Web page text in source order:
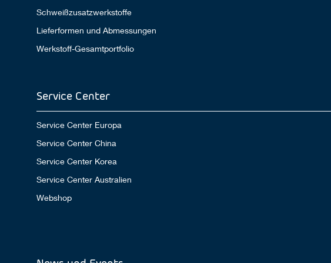
Schweißzusatzwerkstoffe
Lieferformen und Abmessungen
Werkstoff-Gesamtportfolio
Service Center
Service Center Europa
Service Center China
Service Center Korea
Service Center Australien
Webshop